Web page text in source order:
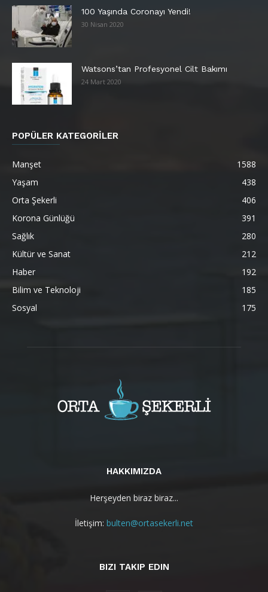
100 Yaşında Coronayı Yendi!
30 Nisan 2020
Watsons’tan Profesyonel Cilt Bakımı
24 Mart 2020
POPÜLER KATEGORİLER
Manşet
1588
Yaşam
438
Orta Şekerli
406
Korona Günlüğü
391
Sağlık
280
Kültür ve Sanat
212
Haber
192
Bilim ve Teknoloji
185
Sosyal
175
HAKKIMIZDA
Herşeyden biraz biraz...
İletişim: bulten@ortasekerli.net
BIZI TAKIP EDIN